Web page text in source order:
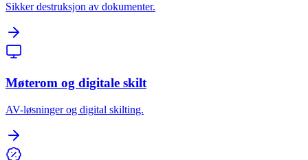
Sikker destruksjon av dokumenter.
Møterom og digitale skilt
AV-løsninger og digital skilting.